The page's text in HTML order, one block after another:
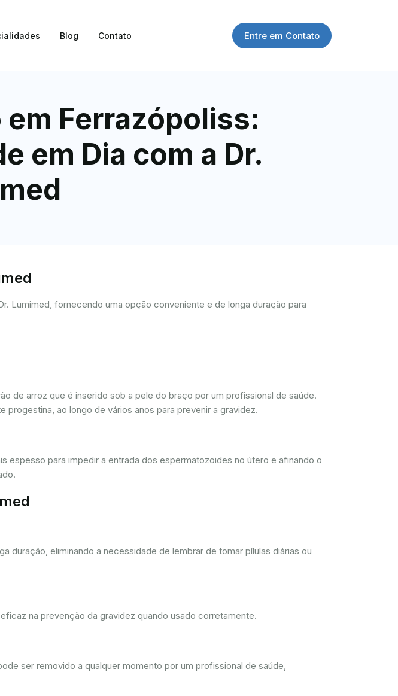
Blog Contato Entre em Contato
Ferrazópoliss:
em Dia com a Dr.
Lumimed, fornecendo uma opção conveniente e de longa duração para
de arroz que é inserido sob a pele do braço por um profissional de saúde.
ao longo de vários anos para prevenir a gravidez.
espesso para impedir a entrada dos espermatozoides no útero e afinando o
eliminando a necessidade de lembrar de tomar pílulas diárias ou
na prevenção da gravidez quando usado corretamente.
ser removido a qualquer momento por um profissional de saúde,